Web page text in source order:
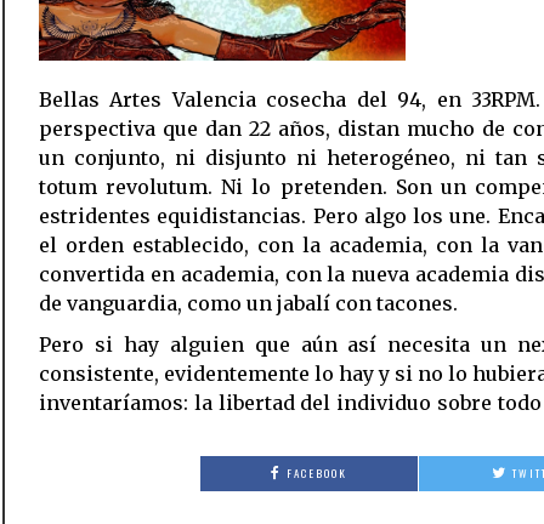
Bellas Artes Valencia cosecha del 94, en
perspectiva que dan 22 años, distan mucho de
un conjunto, ni disjunto ni heterogéneo, ni tan
totum revolutum. Ni lo pretenden. Son un
estridentes equidistancias. Pero algo los une.
el orden establecido, con la academia, con la
convertida en academia, con la nueva academia
de vanguardia, como un jabalí con tacones.
Pero si hay alguien que aún así necesita un
consistente, evidentemente lo hay y si no lo
inventaríamos: la libertad del individuo sobre todo
FACEBOOK